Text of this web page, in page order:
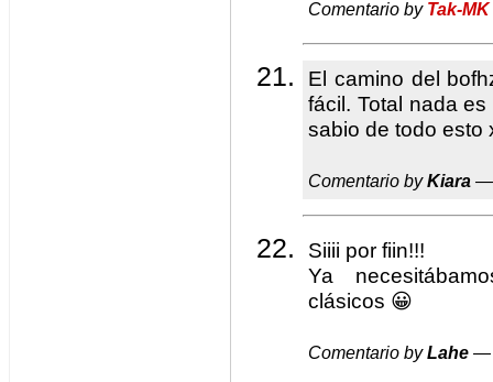
Comentario by Tak-MK
El camino del
fácil. Total nada
sabio de todo esto
Comentario byKiara —
Siiii por fiin!!!
Ya
clásicos 😀
Comentario byLahe —